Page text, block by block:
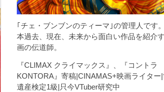
｢チェ・ブンブンのティーマ｣の管理人です
本過去、現在、未来から面白い作品を紹介
画の伝道師。
『CLIMAX クライマックス』、『コントラ
KONTORA』寄稿|CINAMAS+映画ライター
遺産検定1級|只今VTuber研究中